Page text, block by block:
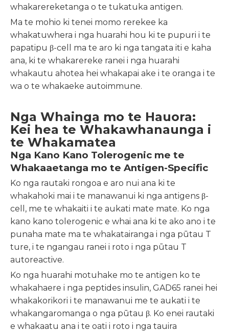
whakarereketanga o te tukatuka antigen.
Ma te mohio ki tenei momo rerekee ka
whakatuwhera i nga huarahi hou ki te pupuri i te
papatipu β-cell ma te aro ki nga tangata iti e kaha
ana, ki te whakarereke ranei i nga huarahi
whakautu ahotea hei whakapai ake i te oranga i te
wa o te whakaeke autoimmune.
Nga Whainga mo te Hauora:
Kei hea te Whakawhanaunga i
te Whakamatea
Nga Kano Kano Tolerogenic me te
Whakaaetanga mo te Antigen-Specific
Ko nga rautaki rongoa e aro nui ana ki te
whakahoki mai i te manawanui ki nga antigens β-
cell, me te whakaiti i te aukati mate mate. Ko nga
kano kano tolerogenic e whai ana ki te ako ano i te
punaha mate ma te whakatairanga i nga pūtau T
ture, i te ngangau ranei i roto i nga pūtau T
autoreactive.
Ko nga huarahi motuhake mo te antigen ko te
whakahaere i nga peptides insulin, GAD65 ranei hei
whakakorikori i te manawanui me te aukati i te
whakangaromanga o nga pūtau β. Ko enei rautaki
e whakaatu ana i te oati i roto i nga tauira